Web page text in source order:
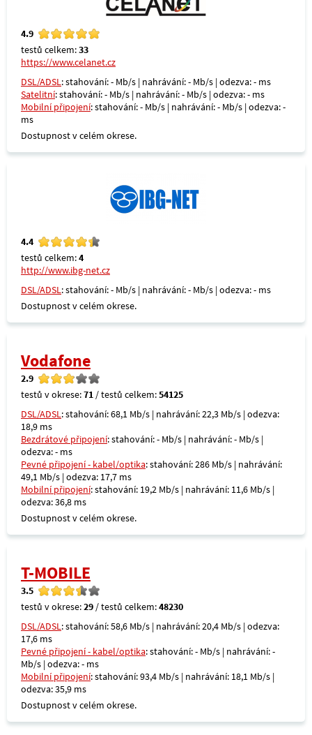
4.9
testů celkem:33
https://www.celanet.cz
DSL/ADSL: stahování: - Mb/s | nahrávání: - Mb/s | odezva: - ms
Satelitní: stahování: - Mb/s | nahrávání: - Mb/s | odezva: - ms
Mobilní připojení: stahování: - Mb/s | nahrávání: - Mb/s | odezva: -
ms
Dostupnost v celém okrese.
4.4
testů celkem:4
http://www.ibg-net.cz
DSL/ADSL: stahování: - Mb/s | nahrávání: - Mb/s | odezva: - ms
Dostupnost v celém okrese.
Vodafone
2.9
testů v okrese:71 / testů celkem:54125
DSL/ADSL: stahování: 68,1 Mb/s | nahrávání: 22,3 Mb/s | odezva:
18,9 ms
Bezdrátové připojení: stahování: - Mb/s | nahrávání: - Mb/s |
odezva: - ms
Pevné připojení - kabel/optika: stahování: 286 Mb/s | nahrávání:
49,1 Mb/s | odezva: 17,7 ms
Mobilní připojení: stahování: 19,2 Mb/s | nahrávání: 11,6 Mb/s |
odezva: 36,8 ms
Dostupnost v celém okrese.
T-MOBILE
3.5
testů v okrese:29 / testů celkem:48230
DSL/ADSL: stahování: 58,6 Mb/s | nahrávání: 20,4 Mb/s | odezva:
17,6 ms
Pevné připojení - kabel/optika: stahování: - Mb/s | nahrávání: -
Mb/s | odezva: - ms
Mobilní připojení: stahování: 93,4 Mb/s | nahrávání: 18,1 Mb/s |
odezva: 35,9 ms
Dostupnost v celém okrese.